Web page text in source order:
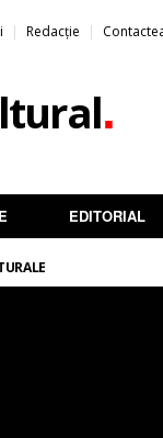
Redacție
.
EDITORIAL